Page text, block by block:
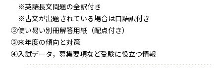
※英語長文問題の全訳付き
※古文が出題されている場合は口語訳付き
②使い易い別冊解答用紙（配点付き）
③来年度の傾向と対策
④入試データ，募集要項など受験に役立つ情報